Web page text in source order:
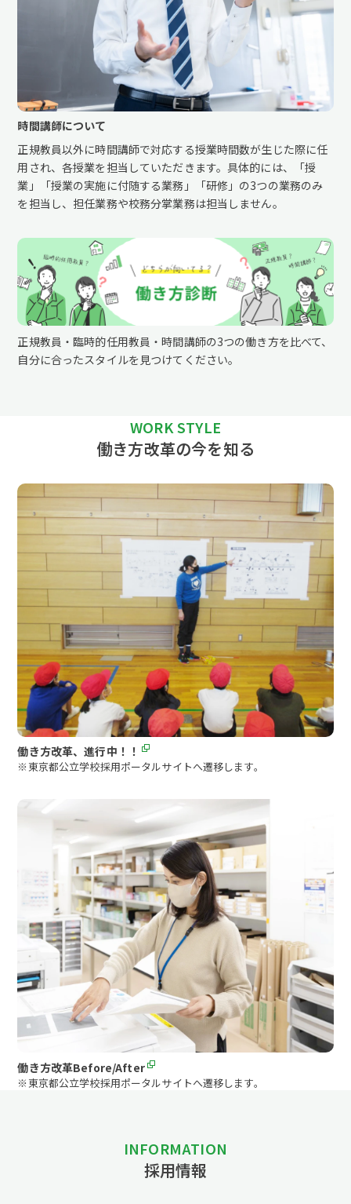
時間講師について
正規教員以外に時間講師で対応する授業時間数が生じた際に任
用され、各授業を担当していただきます。具体的には、「授
業」「授業の実施に付随する業務」「研修」の3つの業務のみ
を担当し、担任業務や校務分掌業務は担当しません。
正規教員・臨時的任用教員・時間講師の3つの働き方を比べて、
自分に合ったスタイルを見つけてください。
WORK STYLE
働き方改革の今を知る
働き方改革、進行中！！
※東京都公立学校採用ポータルサイトへ遷移します。
働き方改革Before/After
※東京都公立学校採用ポータルサイトへ遷移します。
INFORMATION
採用情報